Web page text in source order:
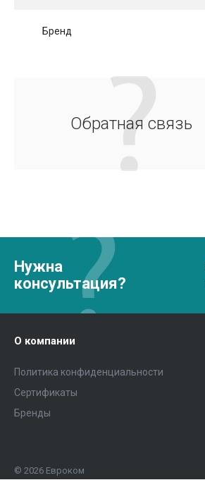
Бренд
Обратная связь
Нужна
консультация?
О компании
Политика конфиденциальности
Сертификаты
Бренды
© 2026 Евроком